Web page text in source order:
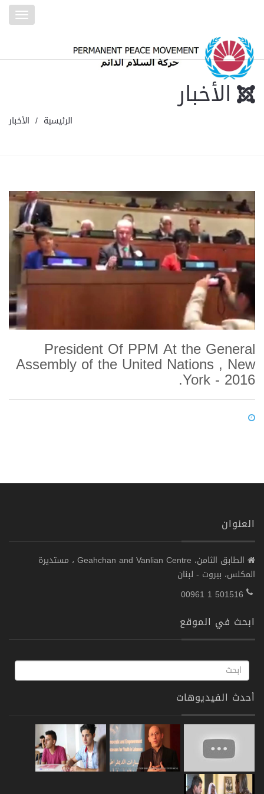
الأخبار
الرئيسية الأخبار
President Of PPM At the General
Assembly of the United Nations , New
York - 2016.
العنوان
الطابق الثامن، Geahchan and Vanlian Centre ، مستديرة
المكلس، بيروت - لبنان
00961 1 501516
ابحث في الموقع
أحدث الفيديوهات